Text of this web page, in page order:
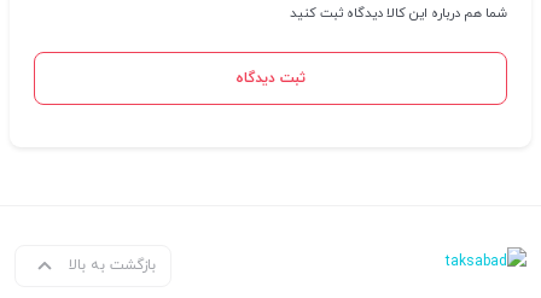
شما هم درباره این کالا دیدگاه ثبت کنید
ثبت دیدگاه
بازگشت به بالا